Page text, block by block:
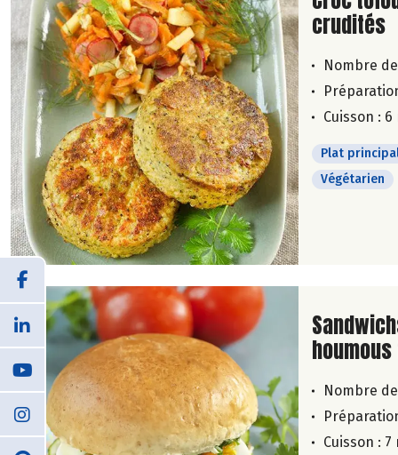
crudités
Nombre
Cuisson : 6
Plat
Végétarien
Lire la
Nombre
Cuisson : 7